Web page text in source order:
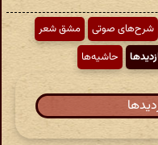
شرح‌های صوتی
مشق شعر
حاشیه‌ها